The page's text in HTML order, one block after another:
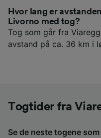
Hvor lang er
Livorno med tog?
Tog som går fra
avstand på ca. 36 km i
Togtider fra
Se de neste togene